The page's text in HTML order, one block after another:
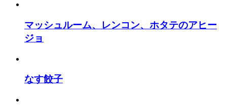
マッシュルーム、レンコン、ホタテのアヒー
ジョ
なす餃子